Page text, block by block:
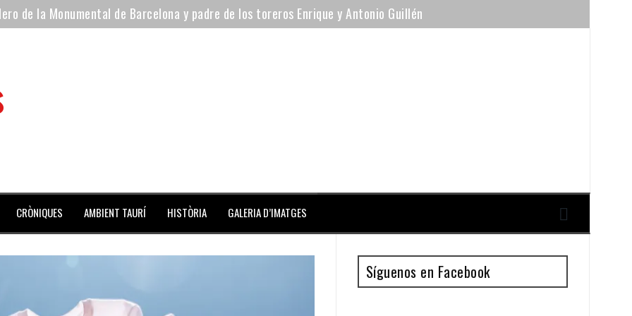
premiado como el novillo más bravo en San Adrián
de la noche y Ventura pone el Coliseo Balear en pie
del jueves
de julio repleto de actividades
CRÒNIQUES AMBIENT TAURÍ HISTÒRIA GALERIA D’IMATGES
Síguenos en Facebook